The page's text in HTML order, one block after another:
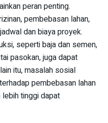
peran penting.
pembebasan lahan,
dan biaya proyek.
seperti baja dan semen,
pasokan, juga dapat
itu, masalah sosial
pembebasan lahan
tinggi dapat